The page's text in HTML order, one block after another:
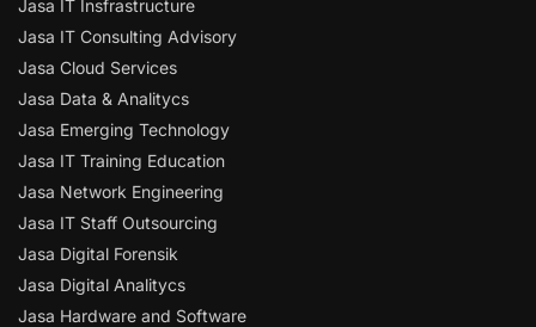
Jasa IT Insfrastructure
Jasa IT Consulting Advisory
Jasa Cloud Services
Jasa Data & Analitycs
Jasa Emerging Technology
Jasa IT Training Education
Jasa Network Engineering
Jasa IT Staff Outsourcing
Jasa Digital Forensik
Jasa Digital Analitycs
Jasa Hardware and Software